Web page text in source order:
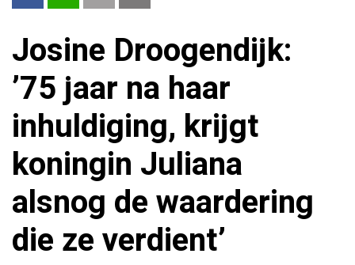
Josine Droogendijk:
’75 jaar na haar
inhuldiging, krijgt
koningin Juliana
alsnog de waardering
die ze verdient’